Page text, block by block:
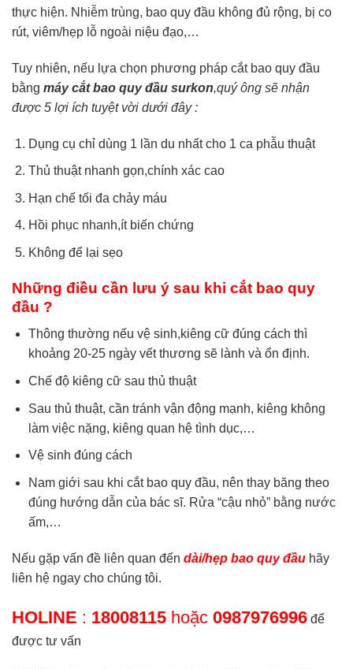
thực hiện. Nhiễm trùng, bao quy đầu không đủ rộng, bị co
rút, viêm/hẹp lỗ ngoài niệu đạo,…
Tuy nhiên, nếu lựa chọn phương pháp cắt bao quy đầu
bằng máy cắt bao quy đầu surkon,quý ông sẽ nhận
được 5 lợi ích tuyệt vời dưới đây :
Dụng cụ chỉ dùng 1 lần du nhất cho 1 ca phẫu thuật
Thủ thuật nhanh gọn,chính xác cao
Hạn chế tối đa chảy máu
Hồi phục nhanh,ít biến chứng
Không để lại sẹo
Những điều cần lưu ý sau khi cắt bao quy
đầu ?
Thông thường nếu vệ sinh,kiêng cữ đúng cách thì
khoảng 20-25 ngày vết thương sẽ lành và ổn định.
Chế độ kiêng cữ sau thủ thuật
Sau thủ thuật, cần tránh vận động mạnh, kiêng không
làm việc nặng, kiêng quan hệ tình dục,…
Vệ sinh đúng cách
Nam giới sau khi cắt bao quy đầu, nên thay băng theo
đúng hướng dẫn của bác sĩ. Rửa “cậu nhỏ” bằng nước
ấm,…
Nếu gặp vấn đề liên quan đến dài/hẹp bao quy đầu hãy
liên hệ ngay cho chúng tôi.
HOLINE : 18008115 hoặc 0987976996 để
được tư vấn